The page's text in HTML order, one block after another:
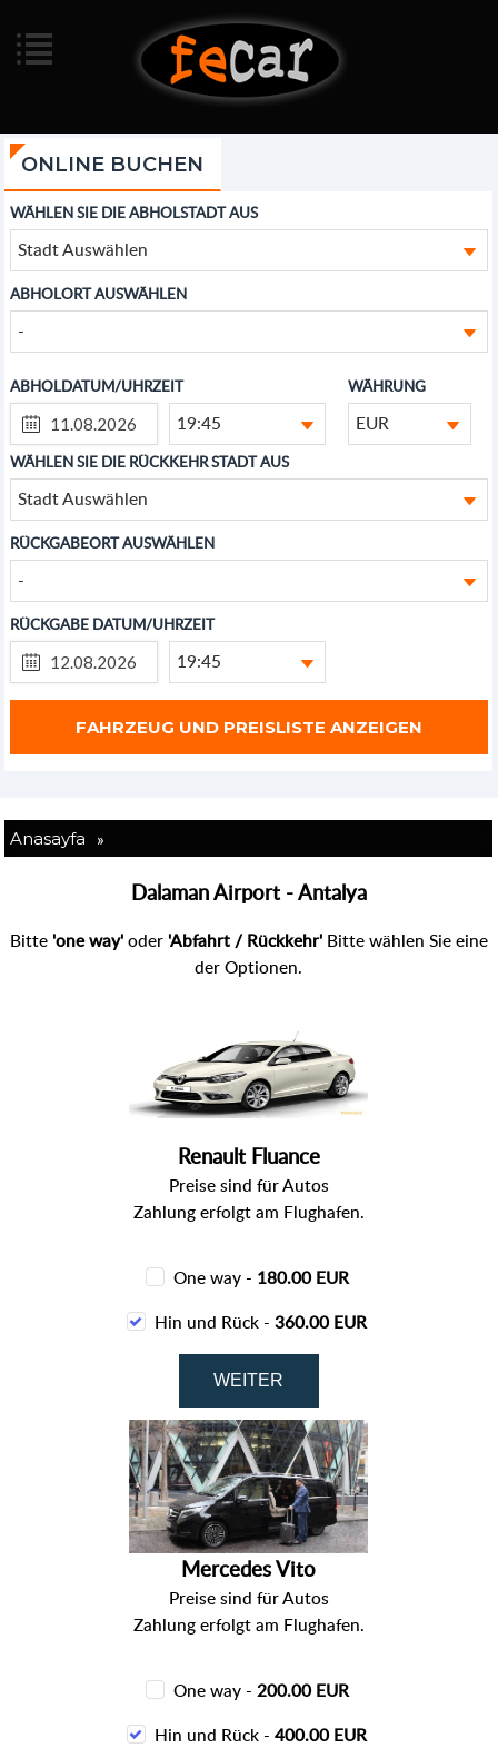
ONLINE BUCHEN
WÄHLEN SIE DIE ABHOLSTADT AUS
Stadt Auswählen
ABHOLORT AUSWÄHLEN
-
ABHOLDATUM/UHRZEIT
19:45
WÄHRUNG
EUR
WÄHLEN SIE DIE RÜCKKEHR STADT AUS
Stadt Auswählen
RÜCKGABEORT AUSWÄHLEN
-
RÜCKGABE DATUM/UHRZEIT
19:45
Anasayfa »
Dalaman Airport - Antalya
Bitte 'one way'oder 'Abfahrt / Rückkehr'Bitte wählen Sie eine
der Optionen.
Renault Fluance
Preise sind für Autos
Zahlung erfolgt am Flughafen.
One way - 180.00 EUR
Hin und Rück -360.00 EUR
Mercedes Vito
Preise sind für Autos
Zahlung erfolgt am Flughafen.
One way - 200.00 EUR
Hin und Rück -400.00 EUR